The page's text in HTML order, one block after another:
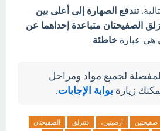
تندفع الصهارة إلى أعلى بين
الصفيحتان متباعدة إحداهما عن
هي عبارة خاطئة
لجميع مواد ومراحل
زيارة بوابة الإجابات.
صفيحتين أرضيتين، فتنزلق الصفيحتان